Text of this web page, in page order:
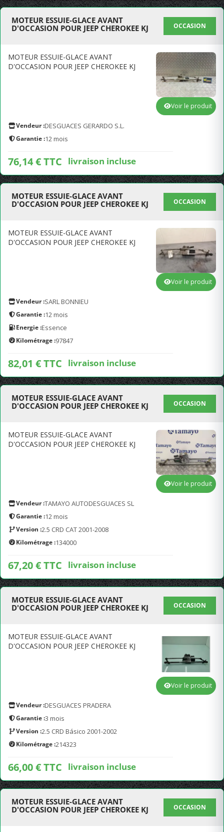
MOTEUR ESSUIE-GLACE AVANT
D'OCCASION POUR JEEP CHEROKEE KJ
OCCASION
MOTEUR ESSUIE-GLACE AVANT
D'OCCASION POUR JEEP CHEROKEE KJ
Vendeur :DESGUACES GERARDO S.L.
Garantie :12 mois
76,14 € TTC livraison incluse
Voir le produit
MOTEUR ESSUIE-GLACE AVANT
D'OCCASION POUR JEEP CHEROKEE KJ
OCCASION
MOTEUR ESSUIE-GLACE AVANT
D'OCCASION POUR JEEP CHEROKEE KJ
Vendeur :SARL BONNIEU
Garantie :12 mois
Energie :Essence
Kilométrage :97847
82,01 € TTC livraison incluse
Voir le produit
MOTEUR ESSUIE-GLACE AVANT
D'OCCASION POUR JEEP CHEROKEE KJ
OCCASION
MOTEUR ESSUIE-GLACE AVANT
D'OCCASION POUR JEEP CHEROKEE KJ
Vendeur :TAMAYO AUTODESGUACES SL
Garantie :12 mois
Version :2.5 CRD CAT 2001-2008
Kilométrage :134000
67,20 € TTC livraison incluse
Voir le produit
MOTEUR ESSUIE-GLACE AVANT
D'OCCASION POUR JEEP CHEROKEE KJ
OCCASION
MOTEUR ESSUIE-GLACE AVANT
D'OCCASION POUR JEEP CHEROKEE KJ
Vendeur :DESGUACES PRADERA
Garantie :3 mois
Version :2.5 CRD Básico 2001-2002
Kilométrage :214323
66,00 € TTC livraison incluse
Voir le produit
MOTEUR ESSUIE-GLACE AVANT
D'OCCASION POUR JEEP CHEROKEE KJ
OCCASION